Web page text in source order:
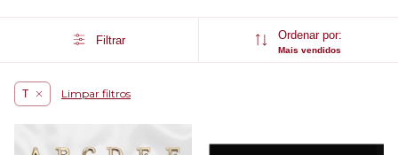
Filtrar Ordenar por:
Mais vendidos
T Limpar filtros